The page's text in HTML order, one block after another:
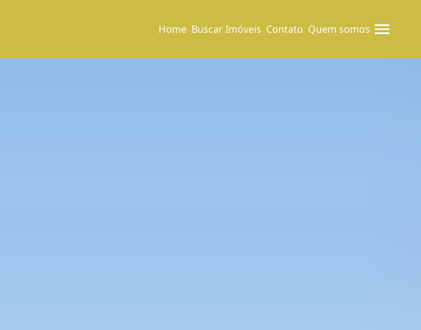
Home Buscar Imóveis Contato Quem somos